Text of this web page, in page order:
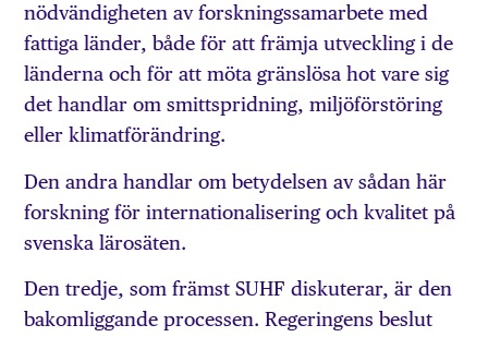
nödvändigheten av forskningssamarbete med
fattiga länder, både för att främja utveckling i de
länderna och för att möta gränslösa hot vare sig
det handlar om smittspridning, miljöförstöring
eller klimatförändring.
Den andra handlar om betydelsen av sådan här
forskning för internationalisering och kvalitet på
svenska lärosäten.
Den tredje, som främst SUHF diskuterar, är den
bakomliggande processen. Regeringens beslut